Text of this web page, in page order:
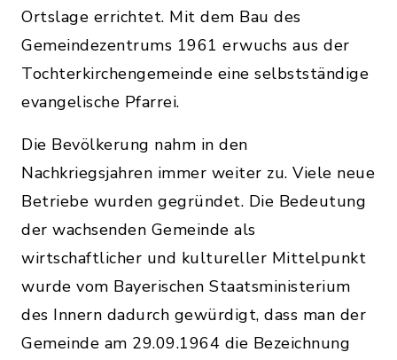
Ortslage errichtet. Mit dem Bau des
Gemeindezentrums 1961 erwuchs aus der
Tochterkirchengemeinde eine selbstständige
evangelische Pfarrei.
Die Bevölkerung nahm in den
Nachkriegsjahren immer weiter zu. Viele neue
Betriebe wurden gegründet. Die Bedeutung
der wachsenden Gemeinde als
wirtschaftlicher und kultureller Mittelpunkt
wurde vom Bayerischen Staatsministerium
des Innern dadurch gewürdigt, dass man der
Gemeinde am 29.09.1964 die Bezeichnung